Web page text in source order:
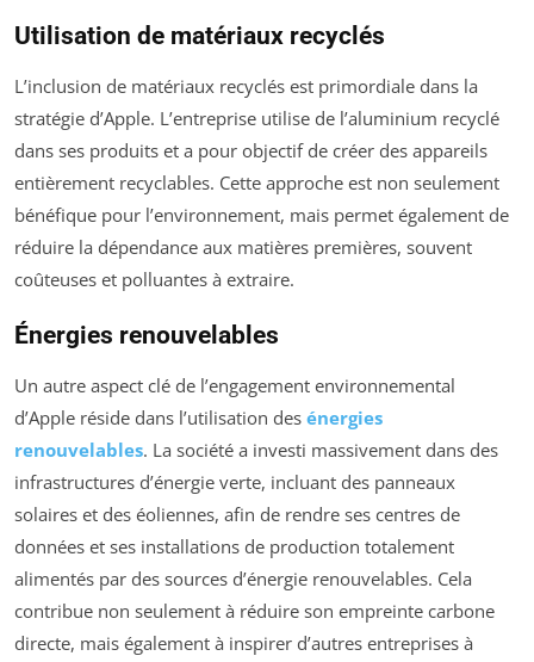
Utilisation de matériaux recyclés
L’inclusion de matériaux recyclés est primordiale dans la
stratégie d’Apple. L’entreprise utilise de l’aluminium recyclé
dans ses produits et a pour objectif de créer des appareils
entièrement recyclables. Cette approche est non seulement
bénéfique pour l’environnement, mais permet également de
réduire la dépendance aux matières premières, souvent
coûteuses et polluantes à extraire.
Énergies renouvelables
Un autre aspect clé de l’engagement environnemental
d’Apple réside dans l’utilisation des énergies
renouvelables. La société a investi massivement dans des
infrastructures d’énergie verte, incluant des panneaux
solaires et des éoliennes, afin de rendre ses centres de
données et ses installations de production totalement
alimentés par des sources d’énergie renouvelables. Cela
contribue non seulement à réduire son empreinte carbone
directe, mais également à inspirer d’autres entreprises à